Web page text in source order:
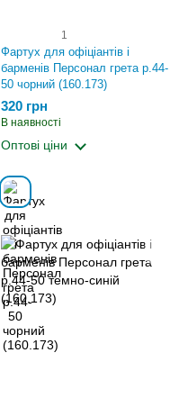
1
Фартух для офіціантів і
барменів Персонал грета р.44-
50 чорний (160.173)
320 грн
В наявності
Оптові ціни